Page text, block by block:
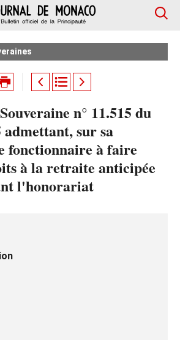
n° 11.515 du
admettant, sur sa
fonctionnaire à faire
à la retraite anticipée
l'honorariat